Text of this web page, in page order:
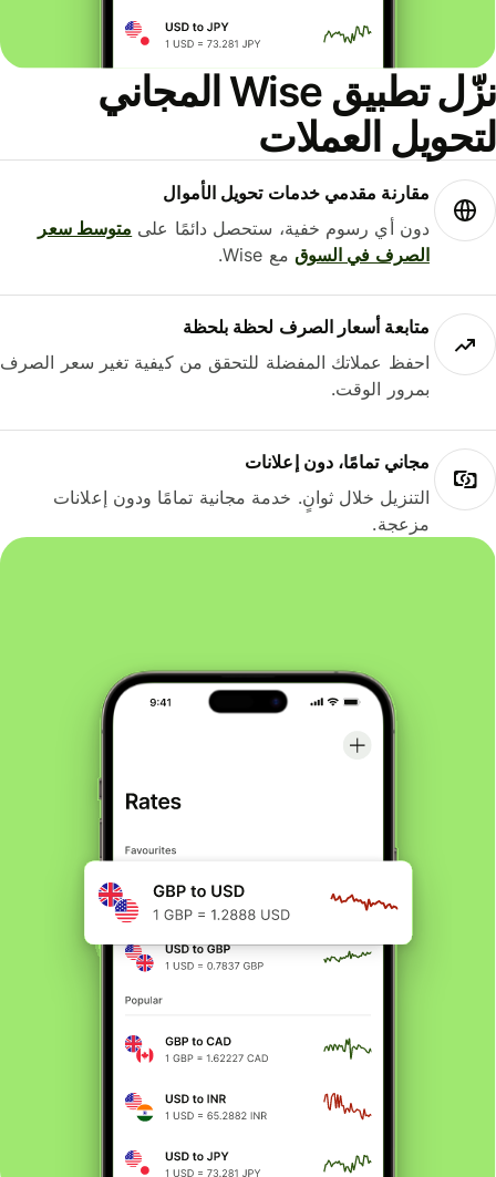
نزّل تطبيق Wise المجاني
العملات
مقارنة مقدمي خدمات تحويل الأموال
دون أي رسوم خفية، ستحصل دائمًا علىمتوسط ​​سعر
الصرف في السوقمع Wise.
متابعة أسعار الصرف لحظة بلحظة
احفظ عملاتك المفضلة للتحقق من كيفية تغير سعر الصرف
بمرور الوقت.
مجاني تمامًا، دون إعلانات
التنزيل خلال ثوانٍ. خدمة مجانية تمامًا ودون إعلانات
مزعجة.